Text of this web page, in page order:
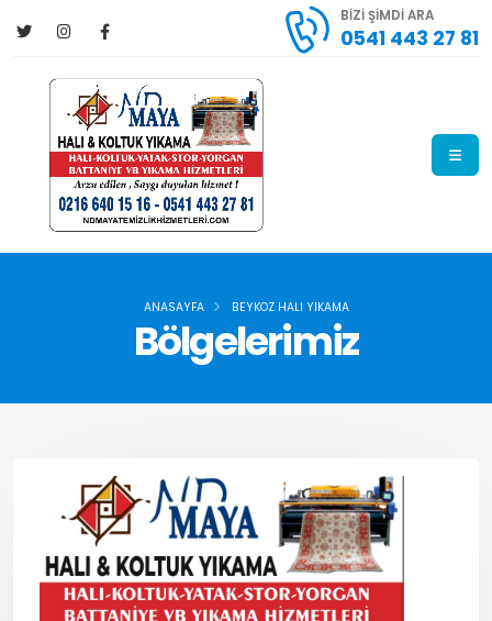
BİZİ ŞİMDİ ARA
0541 443 27 81
Bölgelerimiz
ANASAYFA BEYKOZ HALI YIKAMA